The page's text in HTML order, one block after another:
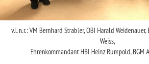
v.l.n.r.: VM Bernhard Strabler, OBI Harald Weidenauer,
Weiss,
Ehrenkommandant HBI Heinz Rumpold, BGM